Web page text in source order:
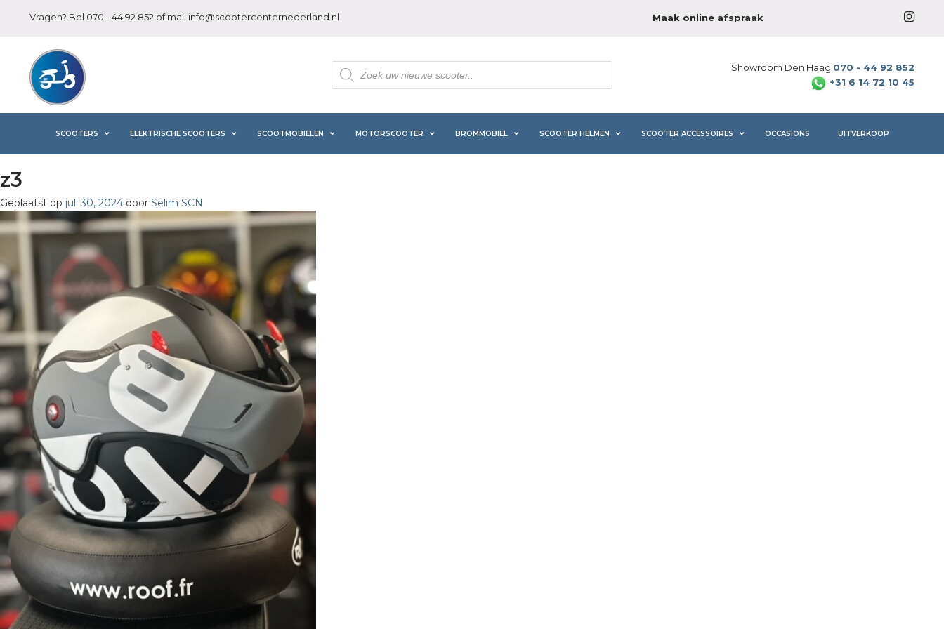
Vragen? Bel 070 - 44 92 852 of mail info@scootercenternederland.nl Maak online afspraak
Producten
zoeken
Showroom Den Haag 070 - 44 92 852
+31 6 14 72 10 45
SCOOTERS ELEKTRISCHE SCOOTERS SCOOTMOBIELEN MOTORSCOOTER BROMMOBIEL SCOOTER HELMEN SCOOTER ACCESSOIRES OCCASIONS UITVERKOOP
z3
Geplaatst op juli 30, 2024 door Selim SCN